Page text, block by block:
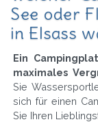
See oder
in Elsass
Ein
maximales
Sie
sich für einen
Sie Ihren